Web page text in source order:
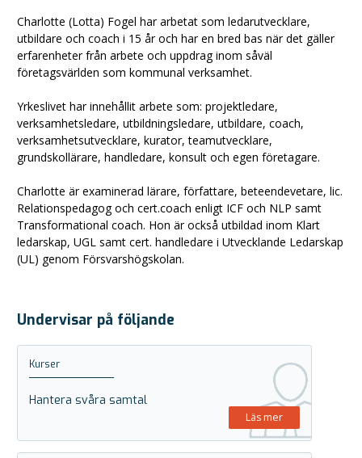
Charlotte (Lotta) Fogel har arbetat som ledarutvecklare,
utbildare och coach i 15 år och har en bred bas när det gäller
erfarenheter från arbete och uppdrag inom såväl
företagsvärlden som kommunal verksamhet.
Yrkeslivet har innehållit arbete som: projektledare,
verksamhetsledare, utbildningsledare, utbildare, coach,
verksamhetsutvecklare, kurator, teamutvecklare,
grundskollärare, handledare, konsult och egen företagare.
Charlotte är examinerad lärare, författare, beteendevetare, lic.
Relationspedagog och cert.coach enligt ICF och NLP samt
Transformational coach. Hon är också utbildad inom Klart
ledarskap, UGL samt cert. handledare i Utvecklande Ledarskap
(UL) genom Försvarshögskolan.
Undervisar på följande
Kurser
Hantera svåra samtal
Läs mer